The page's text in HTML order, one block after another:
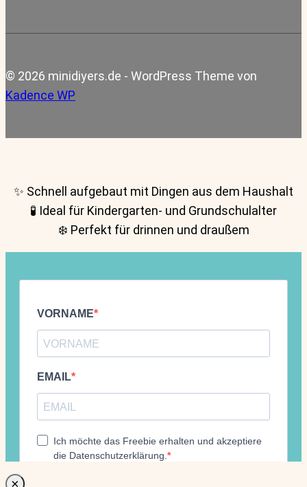
© 2026 minidiyers.de - WordPress Theme von
Kadence WP
✨ Schnell aufgebaut mit Dingen aus dem Haushalt
🧪 Ideal für Kindergarten- und Grundschulalter
❄️ Perfekt für drinnen und draußem
×